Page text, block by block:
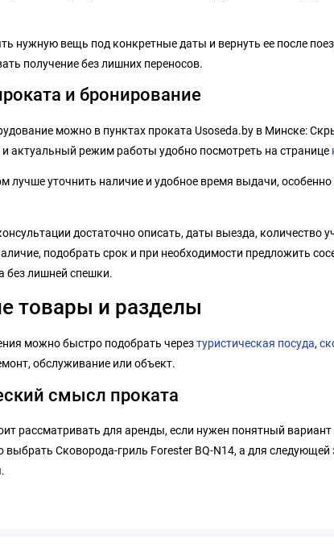
нужную вещь под конкретные даты и вернуть ее после
получение без лишних переносов.
и бронирование
можно в пунктах проката Usoseda.by в Минске:
и актуальный режим работы удобно посмотреть на странице
лучше уточнить наличие и удобное время выдачи,
достаточно описать, даты выезда,
подобрать срок и при необходимости предложить
без лишней спешки.
товары и разделы
можно быстро подобрать черезтуристическая посуда,
обслуживание или объект.
смысл проката
рассматривать для аренды, если нужен понятный
выбрать Сковорода-гриль Forester BQ-N14, а для